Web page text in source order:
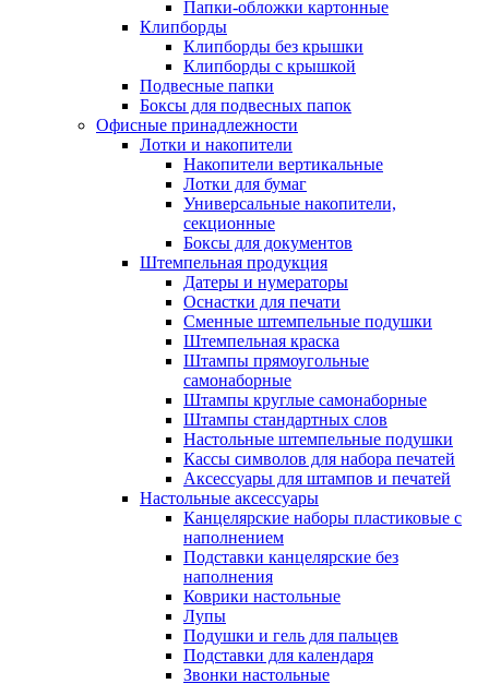
Папки-обложки картонные
Клипборды
Клипборды без крышки
Клипборды с крышкой
Подвесные папки
Боксы для подвесных папок
Офисные принадлежности
Лотки и накопители
Накопители вертикальные
Лотки для бумаг
Универсальные накопители,
секционные
Боксы для документов
Штемпельная продукция
Датеры и нумераторы
Оснастки для печати
Сменные штемпельные подушки
Штемпельная краска
Штампы прямоугольные
самонаборные
Штампы круглые самонаборные
Штампы стандартных слов
Настольные штемпельные подушки
Кассы символов для набора печатей
Аксессуары для штампов и печатей
Настольные аксессуары
Канцелярские наборы пластиковые с
наполнением
Подставки канцелярские без
наполнения
Коврики настольные
Лупы
Подушки и гель для пальцев
Подставки для календаря
Звонки настольные